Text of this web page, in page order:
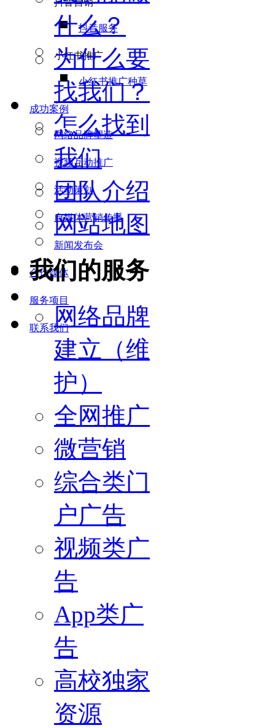
抖音营销
抖音服务
小红书推广
小红书推广种草
成功案例
网络品牌塑造
视频互动推广
活动策划
自媒体营销传播
新闻发布会
合作媒体
服务项目
联系我们
什么？
为什么要
找我们？
怎么找到
我们
团队介绍
网站地图
我们的服务
网络品牌
建立（维
护）
全网推广
微营销
综合类门
户广告
视频类广
告
App类广
告
高校独家
资源